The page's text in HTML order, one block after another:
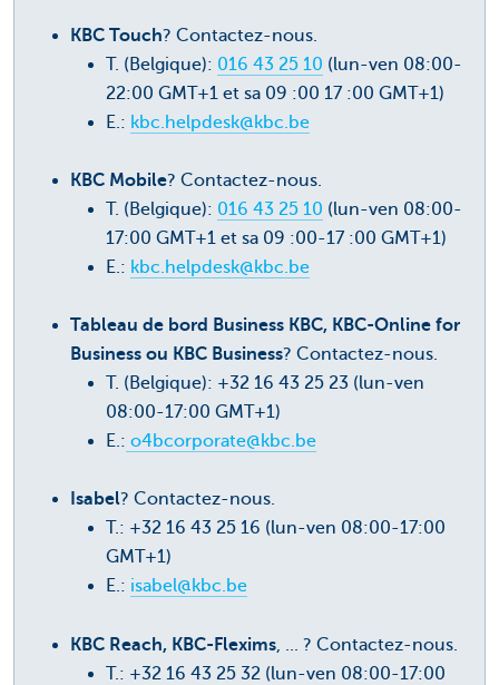
KBC Touch? Contactez-nous.
T. (Belgique): 016 43 25 10 (lun-ven 08:00-
22:00 GMT+1 et sa 09 :00 17 :00 GMT+1)
E.: kbc.helpdesk@kbc.be
KBC Mobile? Contactez-nous.
T. (Belgique): 016 43 25 10 (lun-ven 08:00-
17:00 GMT+1 et sa 09 :00-17 :00 GMT+1)
E.: kbc.helpdesk@kbc.be
Tableau de bord Business KBC, KBC-Online for
Business ou KBC Business? Contactez-nous.
T. (Belgique): +32 16 43 25 23 (lun-ven
08:00-17:00 GMT+1)
E.: o4bcorporate@kbc.be
Isabel? Contactez-nous.
T.: +32 16 43 25 16 (lun-ven 08:00-17:00
GMT+1)
E.: isabel@kbc.be
KBC Reach, KBC-Flexims, ... ? Contactez-nous.
T.: +32 16 43 25 32 (lun-ven 08:00-17:00